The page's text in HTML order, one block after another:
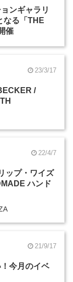
ンギャラリ
なる「THE
催
23/3/17
/
22/4/7
プ・ワイズ
ハンド
21/9/17
今月のイベ